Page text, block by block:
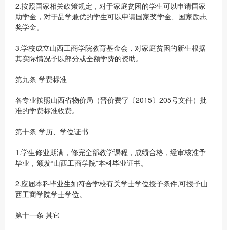
2.按照国家相关政策规定，对于家庭贫困的学生可以申请国家
助学金，对于品学兼优的学生可以申请国家奖学金、国家励志
奖学金。
3.学校成立山西工商学院教育基金会，对家庭贫困的新生根据
其实际情况予以部分或全额学费的资助。
第九条 学费标准
各专业按照山西省物价局（晋价费字〔2015〕205号文件）批
准的学费标准收费。
第十条 学历、学位证书
1.学生修业期满，修完全部教学课程，成绩合格，经审核准予
毕业，颁发“山西工商学院”本科毕业证书。
2.应届本科毕业生如符合学校有关学士学位授予条件,可授予山
西工商学院学士学位。
第十一条 其它